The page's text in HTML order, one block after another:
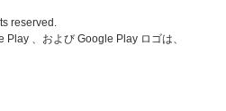
reserved.
、および Google Play ロゴは、